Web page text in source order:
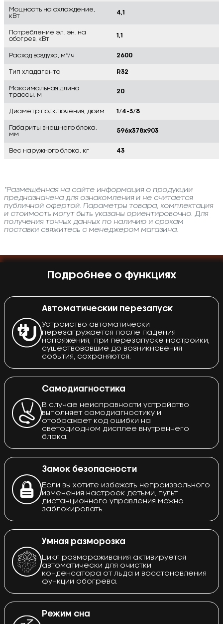
Мощность на охлаждение,
кВт
4,1
Потребление эл. эн. на
обогрев, кВт
1,1
Расход воздуха, м³/ч 2600
Тип хладагента R32
Максимальная длина
трассы, м
20
Диаметр подключения, дюйм 1/4-3/8
Габариты внешнего блока,
мм
596x378x903
Вес наружного блока, кг 43
*Размещённая на сайте информация о продукции
предназначена для ознакомления и не считается
публичной офертой. Параметры товара, комплектация
и стоимость могут быть указаны ориентировочно. Для
получения точных данных по наличию и срокам
поставки свяжитесь с менеджером магазина.
Подробнее о функциях
Автоматический перезапуск
Устройство автоматически
перезагружается после падения
напряжения; при перезапуске настройки,
существовавшие до возникновения
события, сохраняются.
Самодиагностика
В случае неисправности устройство
выполняет самодиагностику и
отображает код ошибки на
светодиодном дисплее внутреннего
блока.
Замок безопасности
Если вы хотите избежать непроизвольного
изменения настроек детьми, пульт
дистанционного управления можно
заблокировать.
Умная разморозка
Цикл размораживания активируется
автоматически для очистки
конденсатора от льда и восстановления
функции обогрева.
Режим сна